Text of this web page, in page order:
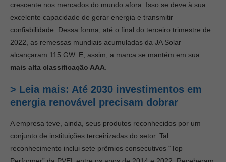
crescente nos mercados do mundo afora. Isso se deve à sua
excelente capacidade de gerar energia e transmitir
confiabilidade. Dessa forma, até o final do terceiro trimestre de
2022, as remessas mundiais acumuladas da JA Solar
alcançaram 115 GW. E, assim, a marca se mantém em sua
mais alta classificação AAA
> Leia mais: Até 2030 investimentos em
energia renovável precisam dobrar
A empresa teve, ainda, seus produtos reconhecidos por um
conjunto de instituições terceirizadas do setor. Tal
reconhecimento inclui sete prêmios consecutivos “Top